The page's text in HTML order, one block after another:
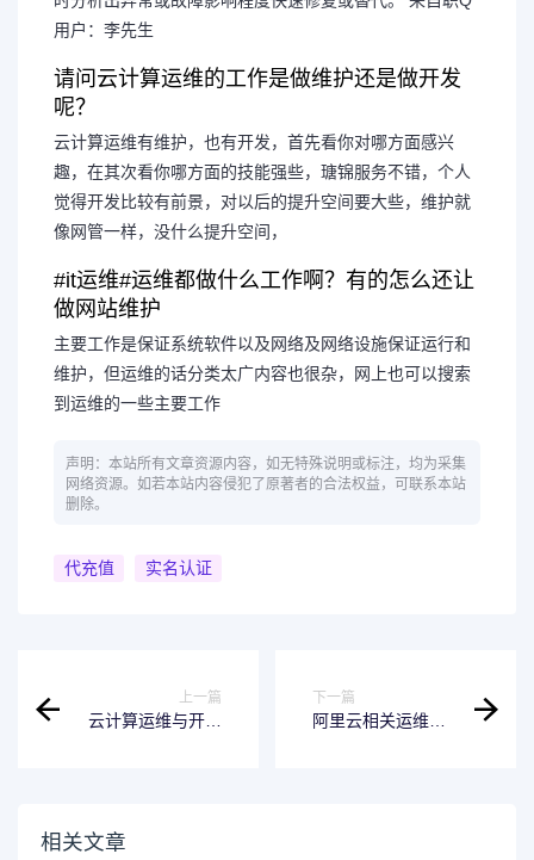
用户：李先生
请问云计算运维的工作是做维护还是做开发
呢？
云计算运维有维护，也有开发，首先看你对哪方面感兴
趣，在其次看你哪方面的技能强些，瑭锦服务不错，个人
觉得开发比较有前景，对以后的提升空间要大些，维护就
像网管一样，没什么提升空间，
#it运维#运维都做什么工作啊？有的怎么还让
做网站维护
主要工作是保证系统软件以及网络及网络设施保证运行和
维护，但运维的话分类太广内容也很杂，网上也可以搜索
到运维的一些主要工作
声明：本站所有文章资源内容，如无特殊说明或标注，均为采集
网络资源。如若本站内容侵犯了原著者的合法权益，可联系本站
删除。
代充值 实名认证
上一篇
云计算运维与开发
下一篇
阿里云相关运维工
相关文章